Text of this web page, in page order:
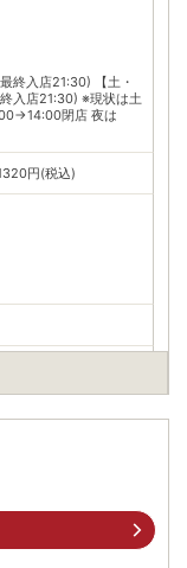
終入店21:30) 【土・
入店21:30) ※現状は土
閉店 夜は
円(税込)
い金額はご利用前にご